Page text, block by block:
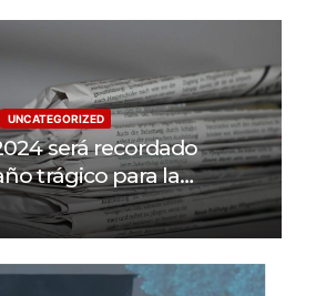
UNCATEGORIZED
será recordado
trágico para la
Un tercio de los
asesinados por Israel